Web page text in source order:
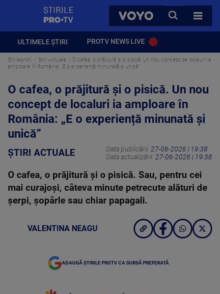
VOYO
CAUTA
TOATE
ULTIMELE ȘTIRI PROTV NEWS LIVE
Stirileprotv Știri Actuale
O cafea, o prăjitură și o pisică. Un nou concept de localuri ia
amploare în România: „E o experiență minunată și unică”
O cafea, o prăjitură și o pisică. Un nou
concept de localuri ia amploare în
România: „E o experiență minunată și
unică”
ȘTIRI ACTUALE Data publicării: 27-06-2026 | 19:38
Data actualizării: 27-06-2026 | 19:38
O cafea, o prăjitură și o pisică. Sau, pentru cei
mai curajoși, câteva minute petrecute alături de
șerpi, șopârle sau chiar papagali.
VALENTINA NEAGU
ADAUGĂ ȘTIRILE PROTV CA SURSĂ PREFERATĂ